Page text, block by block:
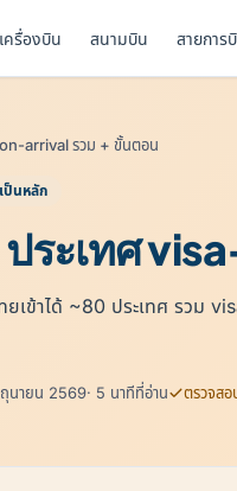
ครื่องบิน สนามบิน สายการ
arrival รวม + ขั้นตอน
ป็นหลัก
ระเทศ
าได้ ~80 ประเทศ รวม
ถุนายน 2569· 5 นาทีที่อ่าน ตรวจส